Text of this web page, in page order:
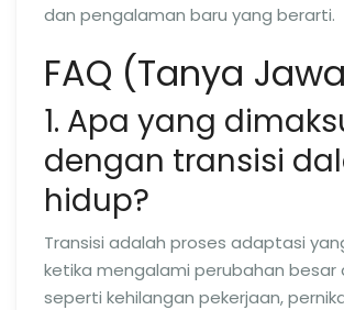
dan pengalaman baru yang berarti.
FAQ (Tanya
1. Apa yang
dengan transisi
hidup?
Transisi adalah proses adaptasi
ketika mengalami perubahan besar
seperti kehilangan pekerjaan,